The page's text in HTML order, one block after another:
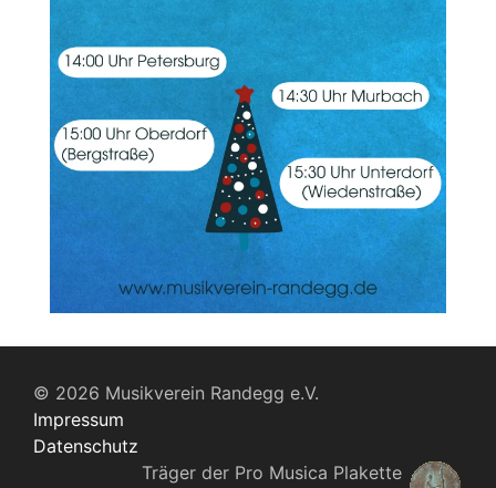
© 2026 Musikverein Randegg e.V.
Impressum
Datenschutz
Träger der Pro Musica Plakette